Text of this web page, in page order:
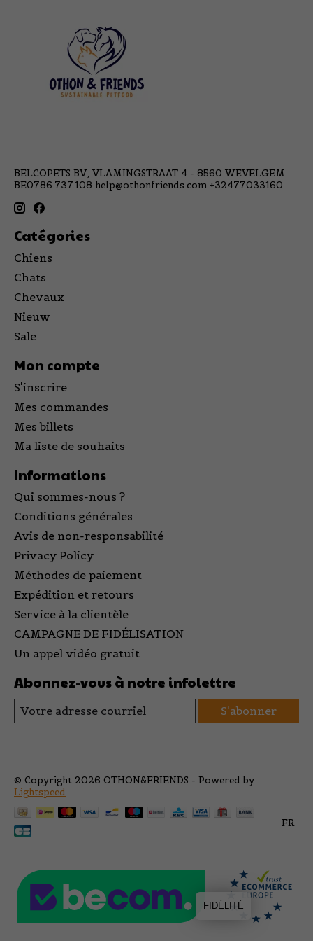
BELCOPETS BV, VLAMINGSTRAAT 4 - 8560 WEVELGEM
BE0786.737.108 help@othonfriends.com +32477033160
Catégories
Chiens
Chats
Chevaux
Nieuw
Sale
Mon compte
S'inscrire
Mes commandes
Mes billets
Ma liste de souhaits
Informations
Qui sommes-nous ?
Conditions générales
Avis de non-responsabilité
Privacy Policy
Méthodes de paiement
Expédition et retours
Service à la clientèle
CAMPAGNE DE FIDÉLISATION
Un appel vidéo gratuit
Abonnez-vous à notre infolettre
S'abonner
© Copyright 2026 OTHON&FRIENDS - Powered by
Lightspeed
FR
FIDÉLITÉ